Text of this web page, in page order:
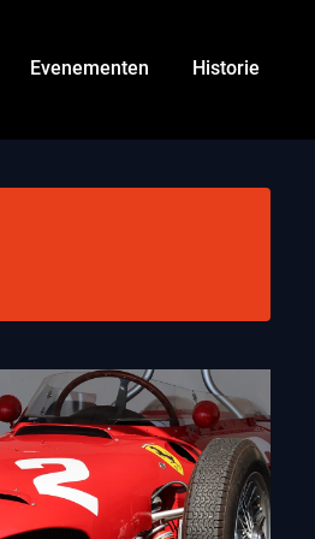
Evenementen Historie